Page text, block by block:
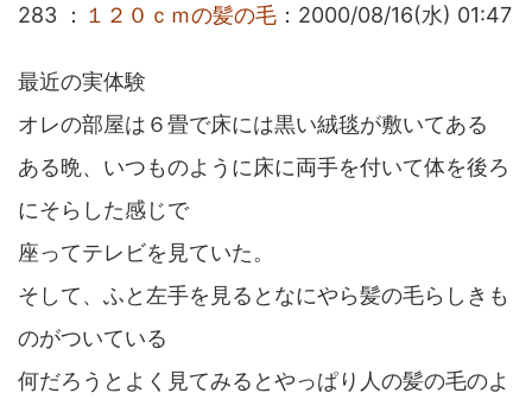
283 ： １２０ｃｍの髪の毛 ：2000/08/16(水) 01:47
最近の実体験
オレの部屋は６畳で床には黒い絨毯が敷いてある
ある晩、いつものように床に両手を付いて体を後ろ
にそらした感じで
座ってテレビを見ていた。
そして、ふと左手を見るとなにやら髪の毛らしきも
のがついている
何だろうとよく見てみるとやっぱり人の髪の毛のよ